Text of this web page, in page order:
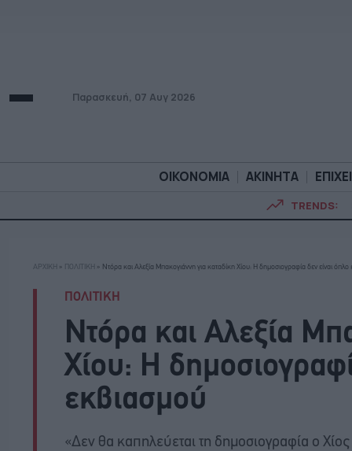
Παρασκευή, 07 Αυγ 2026
ΟΙΚΟΝΟΜΙΑ ΑΚΙΝΗΤΑ
TRENDS:
ΟΙΚΟΝΟΜΙΑ
ΑΡΧΙΚΗ » ΠΟΛΙΤΙΚΗ » Ντόρα και Αλεξία Μπακογιάννη για καταδίκη Χίου: Η δημοσιογραφία δεν είναι όπλο
ΠΟΛΙΤΙΚΗ
Ντόρα και Αλεξία
Χίου: Η
εκβιασμού
«Δεν θα καπηλεύεται τη δημοσιογραφία ο